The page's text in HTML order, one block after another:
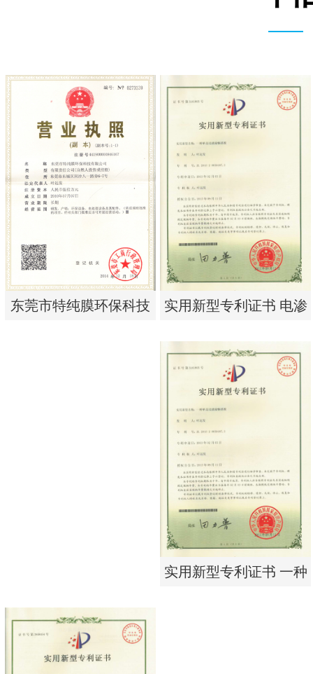
东莞市特纯膜环保科技
实用新型专利证书 电渗
实用新型专利证书 电渗
析器用浓水隔板组件
实用新型专利证书 一种